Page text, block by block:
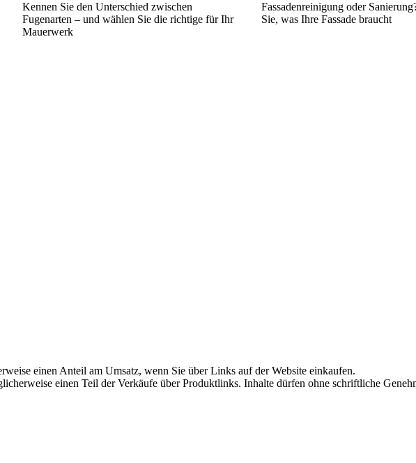
Kennen Sie den Unterschied zwischen
Fugenarten – und wählen Sie die richtige für Ihr
Mauerwerk
Fassadenreinigung oder
Sie, was Ihre Fassade braucht
einen Anteil am Umsatz, wenn Sie über Links auf der Website einkaufen.
einen Teil der Verkäufe über Produktlinks. Inhalte dürfen ohne schriftliche